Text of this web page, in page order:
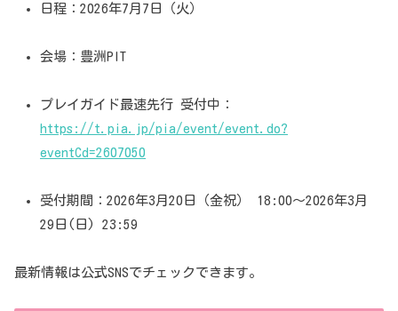
日程：2026年7月7日（火）
会場：豊洲PIT
プレイガイド最速先行 受付中：
https://t.pia.jp/pia/event/event.do?
eventCd=2607050
受付期間：2026年3月20日（金祝） 18:00〜2026年3月
29日(日) 23:59
最新情報は公式SNSでチェックできます。